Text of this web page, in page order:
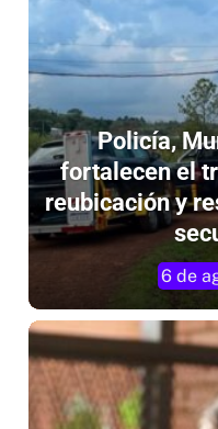
Policía,
fortalecen el
reubicación y